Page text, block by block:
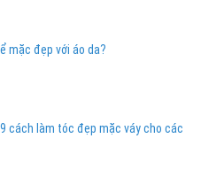
mặc đẹp với áo da?
cách làm tóc đẹp mặc váy cho các